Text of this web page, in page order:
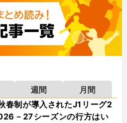
週間
月間
春制が導入されたJ1リーグ2
－27シーズンの行方はい